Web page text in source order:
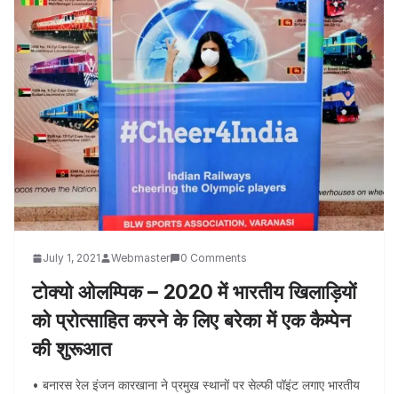
July 1, 2021 Webmaster 0 Comments
टोक्यो ओलम्पिक – 2020 में भारतीय खिलाड़ियों
को प्रोत्साहित करने के लिए बरेका में एक कैम्पेन
की शुरूआत
• बनारस रेल इंजन कारखाना ने प्रमुख स्थानों पर सेल्फी पॉइंट लगाए भारतीय